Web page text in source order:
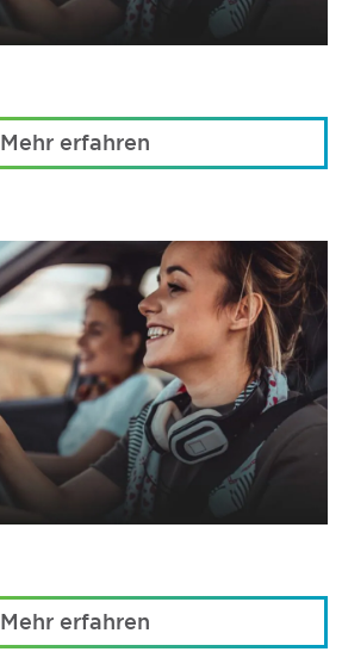
Mehr erfahren
Mehr erfahren